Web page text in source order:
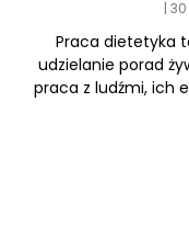
Praca dietetyka
udzielanie porad
praca z ludźmi, ich